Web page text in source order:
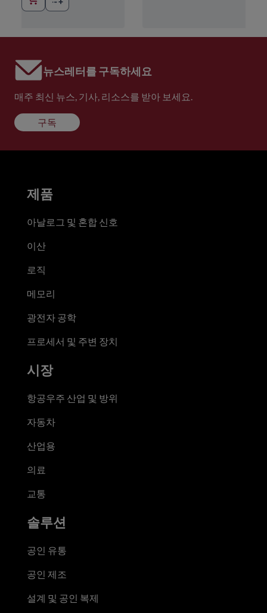
뉴스레터를 구독하세요
매주 최신 뉴스, 기사, 리소스를 받아 보세요.
구독
제품
아날로그 및 혼합 신호
이산
로직
메모리
광전자 공학
프로세서 및 주변 장치
시장
항공우주 산업 및 방위
자동차
산업용
의료
교통
솔루션
공인 유통
공인 제조
설계 및 공인 복제